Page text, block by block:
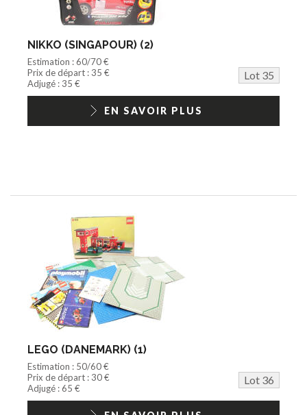
NIKKO (SINGAPOUR) (2)
Estimation : 60/70 €
Prix de départ : 35 €
Lot 35
Adjugé : 35 €
EN SAVOIR PLUS
LEGO (DANEMARK) (1)
Estimation : 50/60 €
Prix de départ : 30 €
Lot 36
Adjugé : 65 €